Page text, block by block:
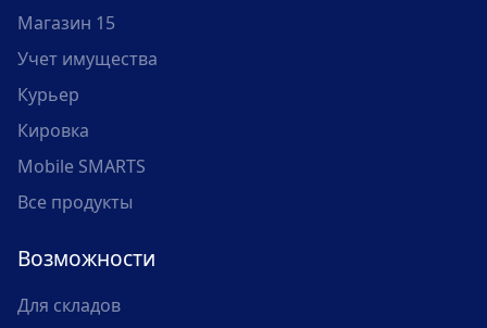
Магазин 15
Учет имущества
Курьер
Кировка
Mobile SMARTS
Все продукты
Возможности
Для складов